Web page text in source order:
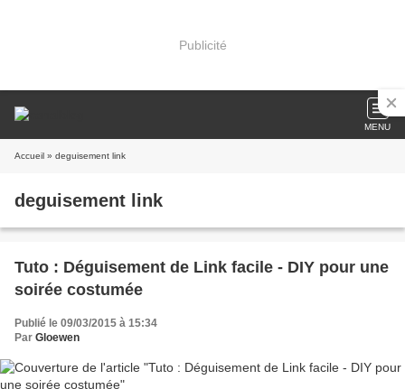
Publicité
MENU
Accueil » deguisement link
deguisement link
Tuto : Déguisement de Link facile - DIY pour une
soirée costumée
Publié le 09/03/2015 à 15:34
Par Gloewen